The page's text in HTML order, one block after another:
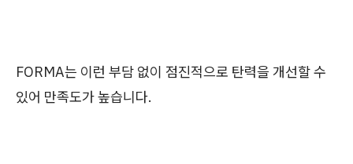
FORMA는 이런 부담 없이 점진적으로 탄력을 개선할 수
있어 만족도가 높습니다.